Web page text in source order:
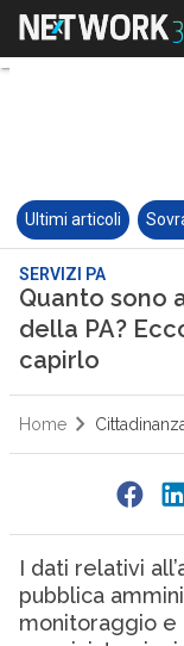
Ultimi articoli
SERVIZI PA
Quanto sono
della PA?
capirlo
Home
I dati relativi
pubblica
monitoraggio e